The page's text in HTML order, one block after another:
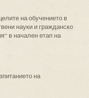
на обучението в
науки и гражданско
в начален етап на
на